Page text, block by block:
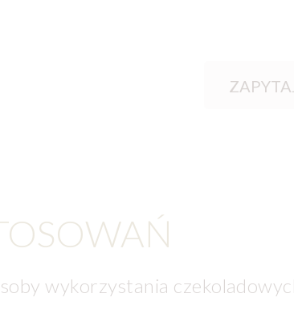
wykorzystania